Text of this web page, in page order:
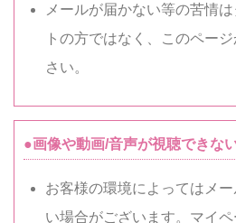
メールが届かない等の苦情
トの方ではなく、このペー
さい。
●画像や動画/音声が視聴できな
お客様の環境によってはメ
い場合がございます。マイ